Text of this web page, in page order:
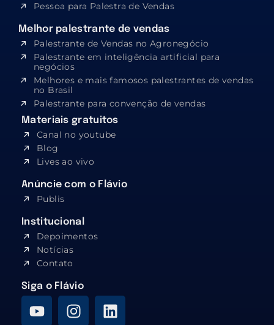
Pessoa para Palestra de Vendas
Melhor palestrante de vendas
Palestrante de Vendas no Agronegócio
Palestrante em inteligência artificial para
negócios
Melhores e mais famosos palestrantes de vendas
no Brasil
Palestrante para convenção de vendas
Materiais gratuitos
Canal no youtube
Blog
Lives ao vivo
Anúncie com o Flávio
Publis
Institucional
Depoimentos
Notícias
Contato
Siga o Flávio